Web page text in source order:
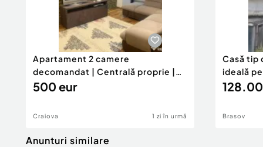
Apartament 2 camere
decomandat | Centrală proprie |
60 mp |
500 eur
Craiova 1 zi în urmă
Casă tip
ideală
Brasov
Anunturi similare